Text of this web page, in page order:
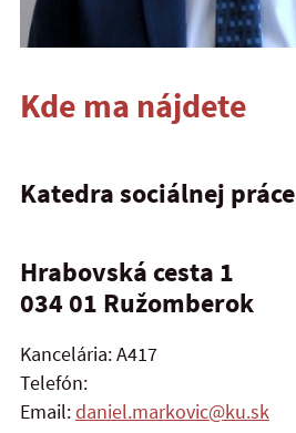
Kde ma nájdete
Katedra sociálnej práce
Hrabovská cesta 1
034 01 Ružomberok
Kancelária: A417
Telefón:
Email:daniel.markovic@ku.sk